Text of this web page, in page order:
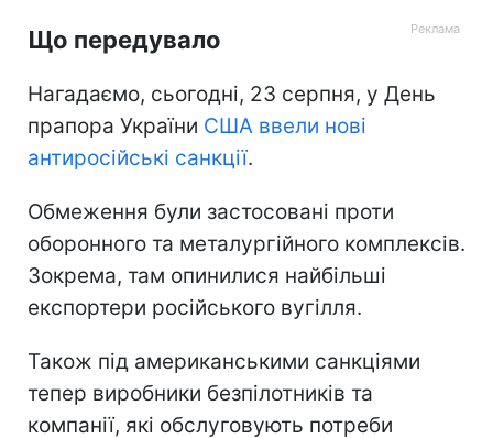
Що передувало
Нагадаємо, сьогодні, 23 серпня, у День
прапора України США ввели нові
антиросійські санкції.
Обмеження були застосовані проти
оборонного та металургійного комплексів.
Зокрема, там опинилися найбільші
експортери російського вугілля.
Також під американськими санкціями
тепер виробники безпілотників та
компанії, які обслуговують потреби